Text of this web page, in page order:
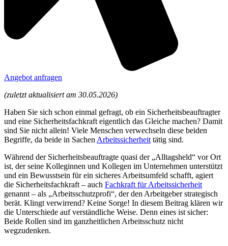
Angebot anfragen
(zuletzt aktualisiert am 30.05.2026)
Haben Sie sich schon einmal gefragt, ob ein Sicherheitsbeauftragter
und eine Sicherheitsfachkraft eigentlich das Gleiche machen? Damit
sind Sie nicht allein! Viele Menschen verwechseln diese beiden
Begriffe, da beide in Sachen Arbeitssicherheit tätig sind.
Während der Sicherheitsbeauftragte quasi der „Alltagsheld“ vor Ort
ist, der seine Kolleginnen und Kollegen im Unternehmen unterstützt
und ein Bewusstsein für ein sicheres Arbeitsumfeld schafft, agiert
die Sicherheitsfachkraft – auch Fachkraft für Arbeitssicherheit
genannt – als „Arbeitsschutzprofi“, der den Arbeitgeber strategisch
berät. Klingt verwirrend? Keine Sorge! In diesem Beitrag klären wir
die Unterschiede auf verständliche Weise. Denn eines ist sicher:
Beide Rollen sind im ganzheitlichen Arbeitsschutz nicht
wegzudenken.